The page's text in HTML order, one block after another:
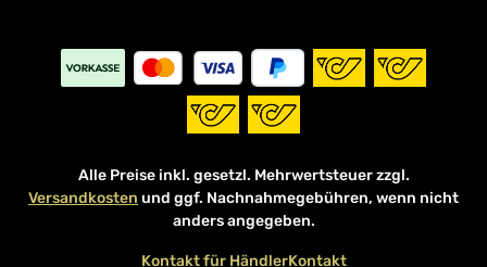
Alle Preise inkl. gesetzl. Mehrwertsteuer zzgl.
Versandkosten und ggf. Nachnahmegebühren, wenn nicht
anders angegeben.
Kontakt für HändlerKontakt